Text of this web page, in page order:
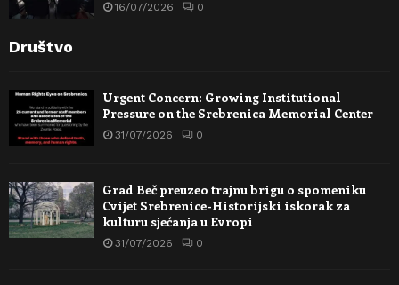
16/07/2026 0
Društvo
Urgent Concern: Growing Institutional
Pressure on the Srebrenica Memorial Center
31/07/2026 0
Grad Beč preuzeo trajnu brigu o spomeniku
Cvijet Srebrenice-Historijski iskorak za
kulturu sjećanja u Evropi
31/07/2026 0